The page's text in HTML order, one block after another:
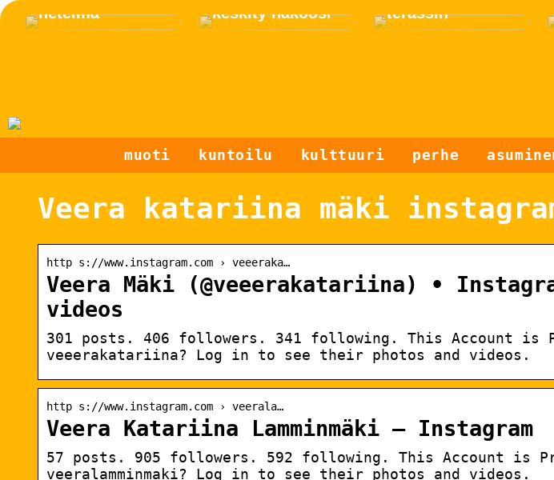
netelmä
keskity näköosi
terassin
muoti kuntoilu kulttuuri perhe
Veera katariina mäki
http s://www.instagram.com › veeeraka…
Veera Mäki (@veeerakatariina) •
videos
301 posts. 406 followers. 341 following. This Account is
veeerakatariina? Log in to see their photos and videos.
http s://www.instagram.com › veerala…
Veera Katariina Lamminmäki – Instagram
57 posts. 905 followers. 592 following. This Account is
veeralamminmaki? Log in to see their photos and videos.